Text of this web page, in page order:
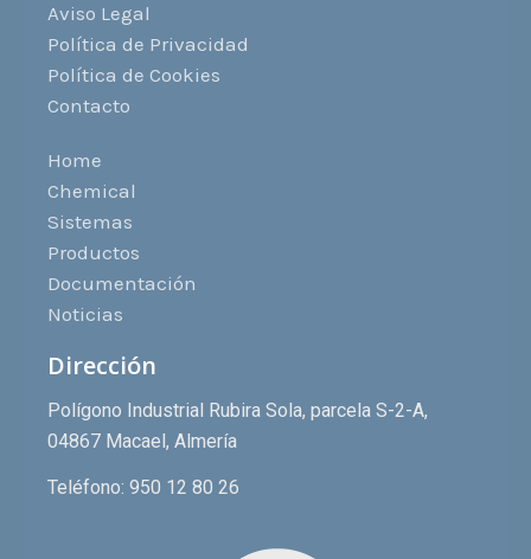
Aviso Legal
Política de Privacidad
Política de Cookies
Contacto
Home
Chemical
Sistemas
Productos
Documentación
Noticias
Dirección
Polígono Industrial Rubira Sola, parcela S-2-A,
04867 Macael, Almería
Teléfono: 950 12 80 26